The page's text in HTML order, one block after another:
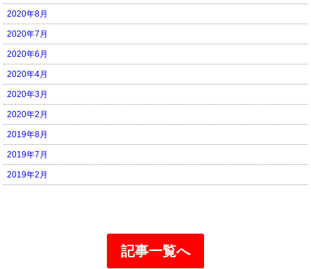
2020年8月
2020年7月
2020年6月
2020年4月
2020年3月
2020年2月
2019年8月
2019年7月
2019年2月
記事一覧へ